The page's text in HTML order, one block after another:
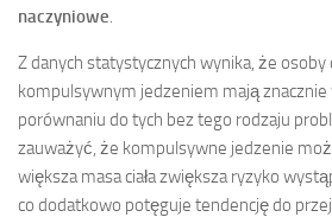
naczyniowe
Z danych statystycznych wynika, że
kompulsywnym jedzeniem mają
porównaniu do tych bez tego rodzaju
zauważyć, że kompulsywne jedzenie
większa masa ciała zwiększa ryzyko
co dodatkowo potęguje tendencję do